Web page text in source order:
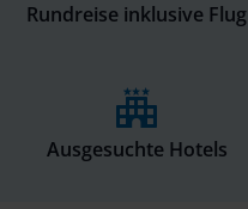
Rundreise inklusive Flug
Ausgesuchte Hotels